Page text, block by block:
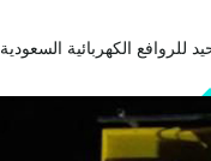
للروافع الكهربائية السعودية